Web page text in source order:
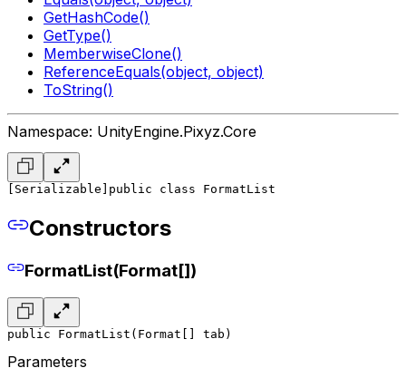
GetHashCode()
GetType()
MemberwiseClone()
ReferenceEquals(object, object)
ToString()
Namespace: UnityEngine.Pixyz.Core
[Serializable] public class FormatList
Constructors
FormatList(Format[])
public FormatList(Format[] tab)
Parameters